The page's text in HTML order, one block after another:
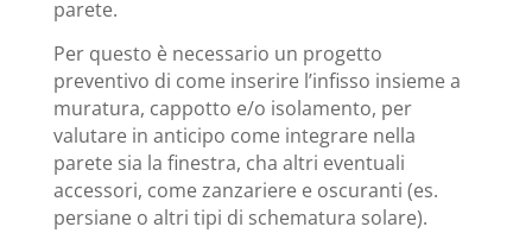
parete.
Per questo è necessario un progetto
preventivo di come inserire l’infisso insieme a
muratura, cappotto e/o isolamento, per
valutare in anticipo come integrare nella
parete sia la finestra, cha altri eventuali
accessori, come zanzariere e oscuranti (es.
persiane o altri tipi di schematura solare).